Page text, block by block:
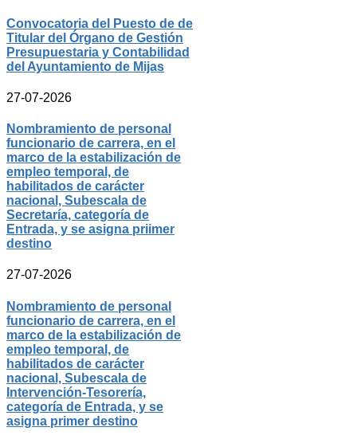
Convocatoria del Puesto de de
Titular del Órgano de Gestión
Presupuestaria y Contabilidad
del Ayuntamiento de Mijas
27-07-2026
Nombramiento de personal
funcionario de carrera, en el
marco de la estabilización de
empleo temporal, de
habilitados de carácter
nacional, Subescala de
Secretaría, categoría de
Entrada, y se asigna priimer
destino
27-07-2026
Nombramiento de personal
funcionario de carrera, en el
marco de la estabilización de
empleo temporal, de
habilitados de carácter
nacional, Subescala de
Intervención-Tesorería,
categoría de Entrada, y se
asigna primer destino